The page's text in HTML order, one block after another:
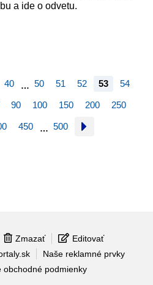
a ide o odvetu.
40 … 50 51 52 53 54
90 100 150 200 250
450 … 500
Zmazať
Editovať
Naše reklamné prvky
obchodné podmienky